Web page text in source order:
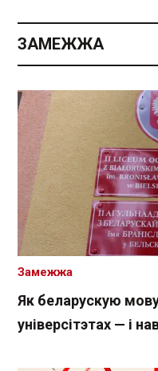
ЗАМЕЖЖА
Як беларускую
універсітэтах — і
Замежжа